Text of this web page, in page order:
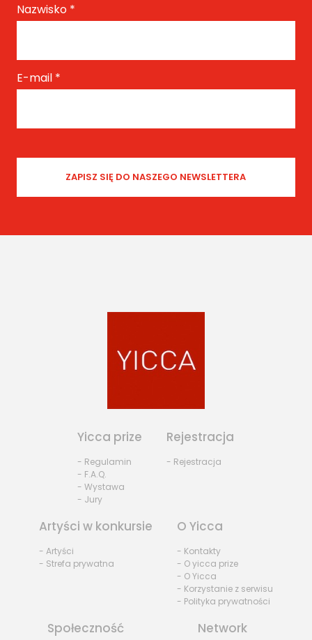
Nazwisko *
E-mail *
Yicca prize
- Regulamin
- F.A.Q.
- Wystawa
- Jury
Rejestracja
- Rejestracja
Artyści w konkursie
- Artyści
- Strefa prywatna
O Yicca
- Kontakty
- O yicca prize
- O Yicca
- Korzystanie z serwisu
- Polityka prywatności
Społeczność Network